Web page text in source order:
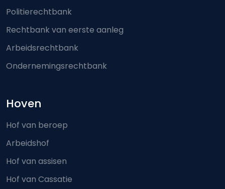
Politierechtbank
Rechtbank van eerste aanleg
Arbeidsrechtbank
Ondernemingsrechtbank
Hoven
Hof van beroep
Arbeidshof
Hof van assisen
Hof van Cassatie